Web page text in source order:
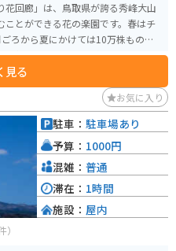
回廊」は、鳥取県が誇る秀峰大山
とができる花の楽園です。春はチ
ろから夏にかけては10万株ものゆり
冬にはサザンカ、ビオラ、パンジ
の中
をしたガラス温室があり、ヤシの木
のさまざまな種類の洋ランが1年中
見る
お気に入り
）
駐車： 駐車場あり
予算： 1000円
混雑： 普通
滞在： 1時間
施設： 屋内